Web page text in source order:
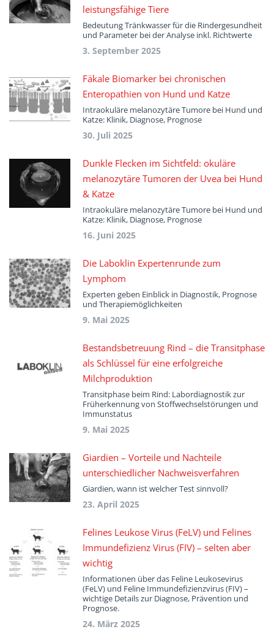
leistungsfähige Tiere
Bedeutung Tränkwasser für die Rindergesundheit
und Parameter bei der Analyse inkl. Richtwerte
3. September 2025
Fäkale Biomarker bei chronischen
Enteropathien von Hund und Katze
Intraokuläre melanozytäre Tumore bei Hund und
Katze: Klinik, Diagnose, Prognose
30. Juli 2025
Dunkle Flecken im Sichtfeld: okuläre
melanozytäre Tumoren der Uvea bei Hund
& Katze
Intraokuläre melanozytäre Tumore bei Hund und
Katze: Klinik, Diagnose, Prognose
16. Juni 2025
Die Laboklin Expertenrunde zum
Lymphom
Experten geben Einblick in Diagnostik, Prognose
und Therapiemöglichkeiten
9. Mai 2025
Bestandsbetreuung Rind – die Transitphase
als Schlüssel für eine erfolgreiche
Milchproduktion
Transitphase beim Rind: Labordiagnostik zur
Früherkennung von Stoffwechselstörungen und
Immunstatus
9. Mai 2025
Giardien – Vorteile und Nachteile
unterschiedlicher Nachweisverfahren
Giardien, wann ist welcher Test sinnvoll?
23. April 2025
Felines Leukose Virus (FeLV) und Felines
Immundefizienz Virus (FIV) – selten aber
wichtig
Informationen über das Feline Leukosevirus
(FeLV) und Feline Immundefizienzvirus (FIV) –
wichtige Details zur Diagnose, Prävention und
Prognose.
24. März 2025